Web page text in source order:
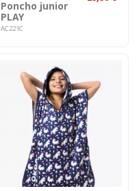
Poncho junior
PLAY
AC221C